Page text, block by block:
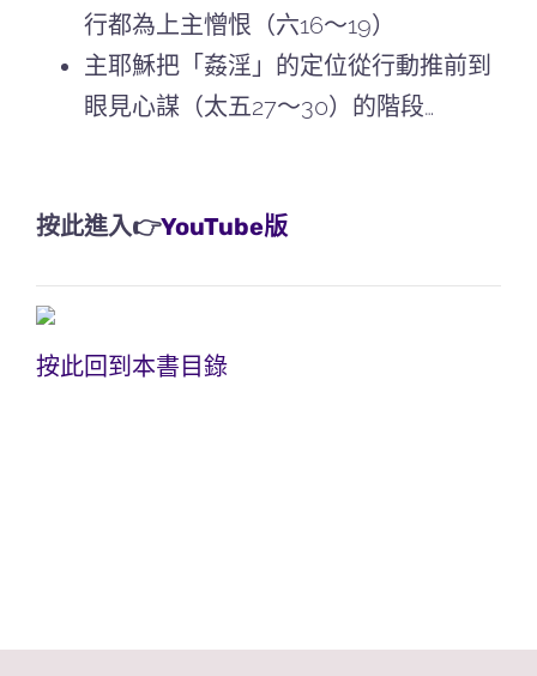
行都為上主憎恨（六16～19）
主耶穌把「姦淫」的定位從行動推前到
眼見心謀（太五27～30）的階段…
按此進入👉YouTube版
按此回到本書目錄